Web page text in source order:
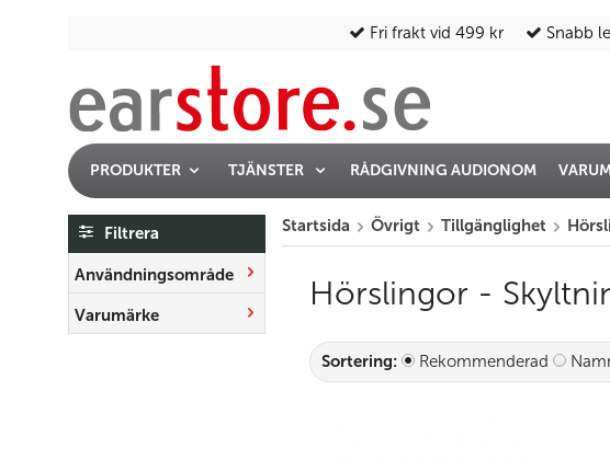
Fri frakt vid 499 kr Snabb
PRODUKTER TJÄNSTER RÅDGIVNING AUDIONOM
Filtrera
Användningsområde
Varumärke
Startsida Övrigt Tillgänglighet
Hörslingor -
Sortering: Rekommenderad